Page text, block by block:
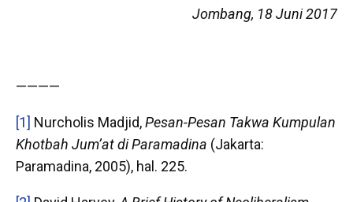
Jombang, 18 Juni 2017
————
[1] Nurcholis Madjid,Pesan-Pesan Takwa Kumpulan
Khotbah Jum’at di Paramadina (Jakarta:
Paramadina, 2005), hal. 225.